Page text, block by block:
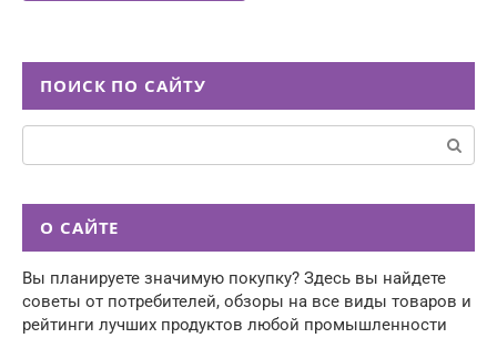
ПОИСК ПО САЙТУ
Поиск:
О САЙТЕ
Вы планируете значимую покупку? Здесь вы найдете
советы от потребителей, обзоры на все виды товаров и
рейтинги лучших продуктов любой промышленности